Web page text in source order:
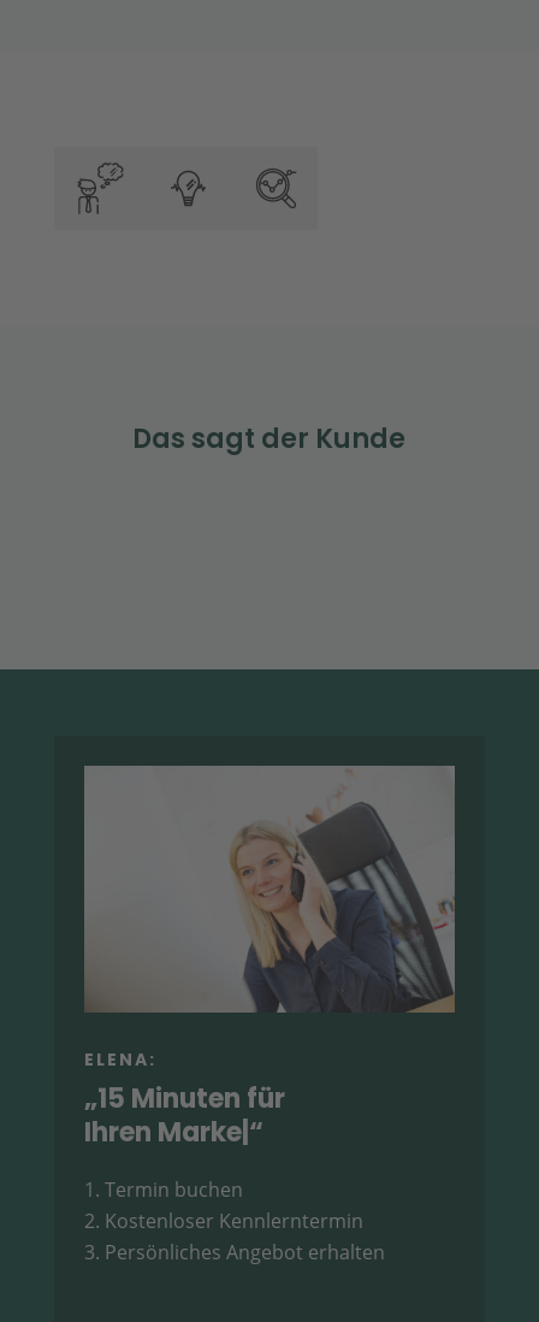
Das sagt der Kunde
ELENA:
„15 Minuten für
Ihren Marketin
Termin buchen
Kostenloser Kennlerntermin
Persönliches Angebot erhalten